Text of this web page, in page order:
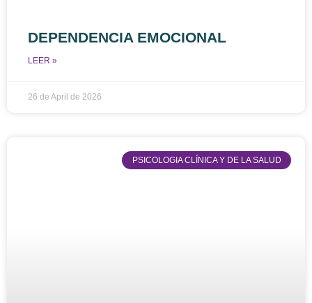
DEPENDENCIA EMOCIONAL
LEER »
26 de April de 2026
PSICOLOGIA CLÍNICA Y DE LA SALUD